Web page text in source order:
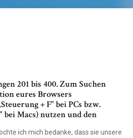
201 bis 400. Zum Suchen
eures Browsers
+ F" bei PCs bzw.
bei Macs) nutzen und den
ich mich bedanke, dass sie unsere